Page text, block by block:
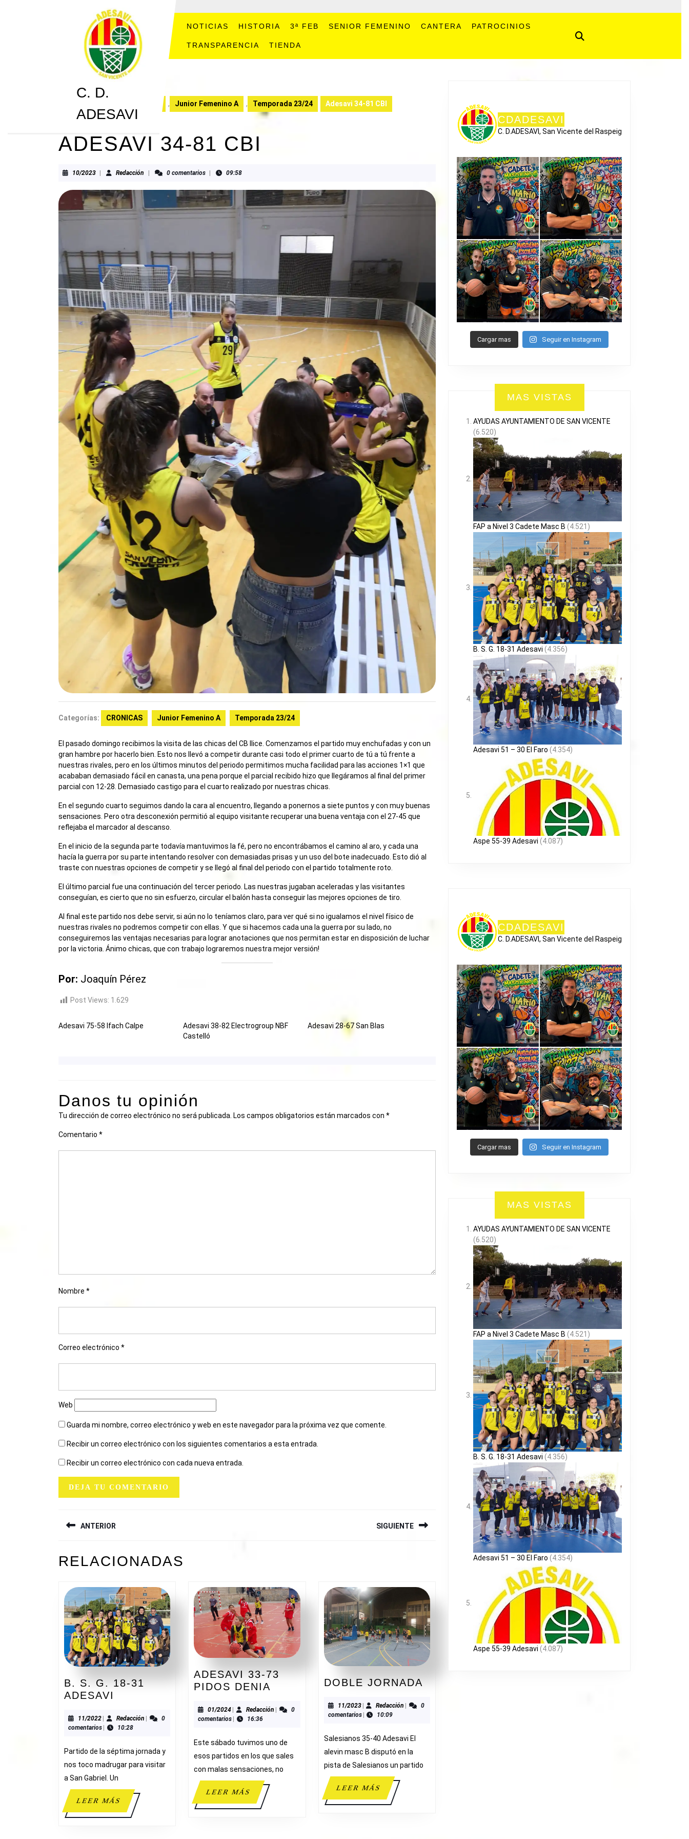
C. D.
ADESAVI
NOTICIAS HISTORIA 3ª FEB SENIOR FEMENINO CANTERA PATROCINIOS
TRANSPARENCIA TIENDA
, Junior Femenino A , Temporada 23/24 Adesavi 34-81 CBI
ADESAVI 34-81 CBI
10/202310/2023Redacción Redacción0 comentarios 09:58
Categorías: CRONICAS Junior Femenino A Temporada 23/24
El pasado domingo recibimos la visita de las chicas del CB Ilice. Comenzamos el partido muy enchufadas y con un
gran hambre por hacerlo bien. Esto nos llevó a competir durante casi todo el primer cuarto de tú a tú frente a
nuestras rivales, pero en los últimos minutos del periodo permitimos mucha facilidad para las acciones 1×1 que
acababan demasiado fácil en canasta, una pena porque el parcial recibido hizo que llegáramos al final del primer
parcial con 12-28. Demasiado castigo para el cuarto realizado por nuestras chicas.
En el segundo cuarto seguimos dando la cara al encuentro, llegando a ponernos a siete puntos y con muy buenas
sensaciones. Pero otra desconexión permitió al equipo visitante recuperar una buena ventaja con el 27-45 que
reflejaba el marcador al descanso.
En el inicio de la segunda parte todavía mantuvimos la fé, pero no encontrábamos el camino al aro, y cada una
hacía la guerra por su parte intentando resolver con demasiadas prisas y un uso del bote inadecuado. Esto dió al
traste con nuestras opciones de competir y se llegó al final del periodo con el partido totalmente roto.
El último parcial fue una continuación del tercer periodo. Las nuestras jugaban aceleradas y las visitantes
conseguían, es cierto que no sin esfuerzo, circular el balón hasta conseguir las mejores opciones de tiro.
Al final este partido nos debe servir, si aún no lo teníamos claro, para ver qué si no igualamos el nivel físico de
nuestras rivales no podremos competir con ellas. Y que si hacemos cada una la guerra por su lado, no
conseguiremos las ventajas necesarias para lograr anotaciones que nos permitan estar en disposición de luchar
por la victoria. Ánimo chicas, que con trabajo lograremos nuestra mejor versión!
Por: Joaquín Pérez
Post Views: 1.629
Adesavi 75-58 Ifach Calpe
Adesavi 38-82 Electrogroup NBF
Castelló
Adesavi 28-67 San Blas
Danos tu opinión
Tu dirección de correo electrónico no será publicada. Los campos obligatorios están marcados con *
Comentario *
Nombre *
Correo electrónico *
Web
Guarda mi nombre, correo electrónico y web en este navegador para la próxima vez que comente.
Recibir un correo electrónico con los siguientes comentarios a esta entrada.
Recibir un correo electrónico con cada nueva entrada.
DE
ENTRADAS
ANTERIOR
anterior:
SIGUIENTE
RELACIONADAS
B. S. G. 18-31
ADESAVI
G.
18-
ADESAVI
11/202211/2022RedacciónRedacción
0
comentarios
10:28
Partido de la séptima jornada y
nos toco madrugar para visitar
a San Gabriel. Un
LEER MÁSLEER
MÁS
ADESAVI 33-73
PIDOS DENIA
73
01/202401/2024
| Redacción Redacción
|
0
comentarios | 16:36
Este sábado tuvimos uno de
esos partidos en los que sales
con malas sensaciones, no
LEER MÁSLEER
MÁS
DOBLE JORNADA
11/202311/2023Redacción Redacción
0
comentarios
10:09
Salesianos 35-40 Adesavi El
alevin masc B disputó en la
pista de Salesianos un partido
LEER MÁSLEER
MÁS
CDADESAVI
C. D.ADESAVI, San Vicente del Raspeig
Cargar mas Seguir en Instagram
MAS VISTAS
AYUDAS AYUNTAMIENTO DE SAN VICENTE
(6.520)
FAP a Nivel 3 Cadete Masc B (4.521)
B. S. G. 18-31 Adesavi (4.356)
Adesavi 51 – 30 El Faro (4.354)
Aspe 55-39 Adesavi (4.087)
CDADESAVI
C. D.ADESAVI, San Vicente del Raspeig
Cargar mas Seguir en Instagram
MAS VISTAS
AYUDAS AYUNTAMIENTO DE SAN VICENTE
(6.520)
FAP a Nivel 3 Cadete Masc B (4.521)
B. S. G. 18-31 Adesavi (4.356)
Adesavi 51 – 30 El Faro (4.354)
Aspe 55-39 Adesavi (4.087)